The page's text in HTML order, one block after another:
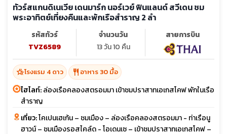
ทัวร์สแกนดิเนเวีย เดนมาร์ก นอร์เวย์ ฟินแลนด์ สวีเดน ชม
พระอาทิตย์เที่ยงคืนและพักเรือสำราญ 2 ลำ
รหัสทัวร์
TVZ6589
จำนวนวัน
13 วัน 10 คืน
สายการบิน
hotel_classโรงแรม 4 ดาว restaurant อาหาร 30 มื้อ
ไฮไลท์:ล่องเรือคลองสตรอมมา เข้าชมปราสาทเอเกสโคฟ พักในเรือ
สำราญ
เที่ยว:โคเปนเฮเก้น – ชมเมือง – ล่องเรือคลองสตรอมมา - ท่าเรือนู
ฮาวน์ – ชมเมืองรอสไคล์ด - โอเดนเซ – เข้าชมปราสาทเอเกสโคฟ –